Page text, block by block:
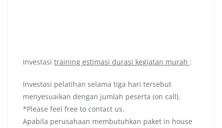
Investasi training estimasi durasi kegiatan murah :
Investasi pelatihan selama tiga hari tersebut
menyesuaikan dengan jumlah peserta (on call).
*Please feel free to contact us.
Apabila perusahaan membutuhkan paket in house